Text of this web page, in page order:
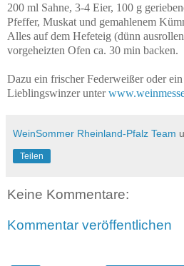
200 ml Sahne, 3-4 Eier, 100 g
Pfeffer, Muskat und gemahlenem
Alles auf dem Hefeteig (dünn
vorgeheizten Ofen ca. 30 min backen.
Dazu ein frischer Federweißer oder
Lieblingswinzer unter
WeinSommer Rheinland-Pfalz Team
Teilen
Keine Kommentare:
Kommentar veröffentlichen